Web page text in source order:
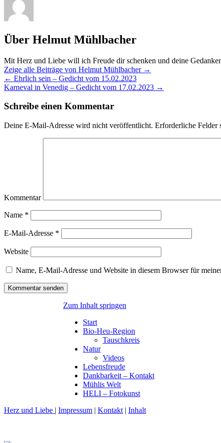
Über Helmut Mühlbacher
Mit Herz und Liebe will ich Freude dir schenken und deine
Zeige alle Beiträge von Helmut Mühlbacher →
← Ehrlich sein – Gedicht vom 15.02.2023
Karneval in Venedig – Gedicht vom 17.02.2023 →
Schreibe einen Kommentar
Deine E-Mail-Adresse wird nicht veröffentlicht. Erforderliche Felder
Kommentar
Name *
E-Mail-Adresse *
Website
Name, E-Mail-Adresse und Website in diesem Browser für
Zum Inhalt springen
Start
Bio-Heu-Region
Tauschkreis
Natur
Videos
Lebensfreude
Dankbarkeit – Kontakt
Mühlis Welt
HELI – Fotokunst
Herz und Liebe | Impressum | Kontakt | Inhalt